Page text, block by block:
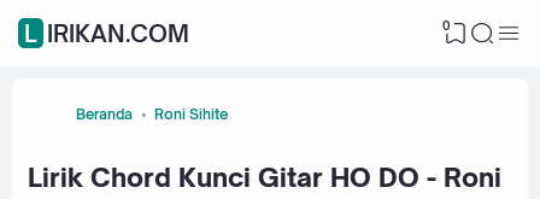
LIRIKAN.COM 0
Beranda Roni Sihite
Lirik Chord Kunci Gitar HO DO - Roni